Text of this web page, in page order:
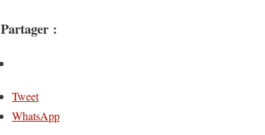
Partager :
Tweet
WhatsApp